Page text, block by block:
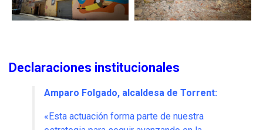
Declaraciones institucionales
Amparo Folgado, alcaldesa de Torrent:
«Esta actuación forma parte de nuestra